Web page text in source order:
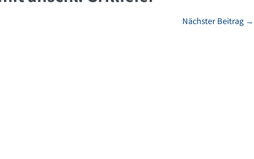
Nächster Beitrag →